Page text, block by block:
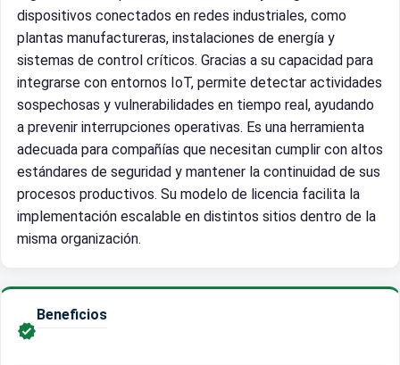
dispositivos conectados en redes industriales, como
plantas manufactureras, instalaciones de energía y
sistemas de control críticos. Gracias a su capacidad para
integrarse con entornos IoT, permite detectar actividades
sospechosas y vulnerabilidades en tiempo real, ayudando
a prevenir interrupciones operativas. Es una herramienta
adecuada para compañías que necesitan cumplir con altos
estándares de seguridad y mantener la continuidad de sus
procesos productivos. Su modelo de licencia facilita la
implementación escalable en distintos sitios dentro de la
misma organización.

Beneficios